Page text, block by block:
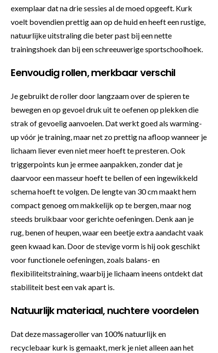
exemplaar dat na drie sessies al de moed opgeeft. Kurk
voelt bovendien prettig aan op de huid en heeft een rustige,
natuurlijke uitstraling die beter past bij een nette
trainingshoek dan bij een schreeuwerige sportschoolhoek.
Eenvoudig rollen, merkbaar verschil
Je gebruikt de roller door langzaam over de spieren te
bewegen en op gevoel druk uit te oefenen op plekken die
strak of gevoelig aanvoelen. Dat werkt goed als warming-
up vóór je training, maar net zo prettig na afloop wanneer je
lichaam liever even niet meer hoeft te presteren. Ook
triggerpoints kun je ermee aanpakken, zonder dat je
daarvoor een masseur hoeft te bellen of een ingewikkeld
schema hoeft te volgen. De lengte van 30 cm maakt hem
compact genoeg om makkelijk op te bergen, maar nog
steeds bruikbaar voor gerichte oefeningen. Denk aan je
rug, benen of heupen, waar een beetje extra aandacht vaak
geen kwaad kan. Door de stevige vorm is hij ook geschikt
voor functionele oefeningen, zoals balans- en
flexibiliteitstraining, waarbij je lichaam ineens ontdekt dat
stabiliteit best een vak apart is.
Natuurlijk materiaal, nuchtere voordelen
Dat deze massageroller van 100% natuurlijk en
recyclebaar kurk is gemaakt, merk je niet alleen aan het